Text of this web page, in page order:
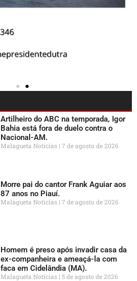
Artilheiro do ABC na temporada, Igor
Bahia está fora de duelo contra o
Nacional-AM.
Malagueta Notícias 7 de agosto de 2026
Morre pai do cantor Frank Aguiar aos
87 anos no Piauí.
Malagueta Notícias 7 de agosto de 2026
Homem é preso após invadir casa da
ex-companheira e ameaçá-la com
faca em Cidelândia (MA).
Malagueta Notícias 5 de agosto de 2026